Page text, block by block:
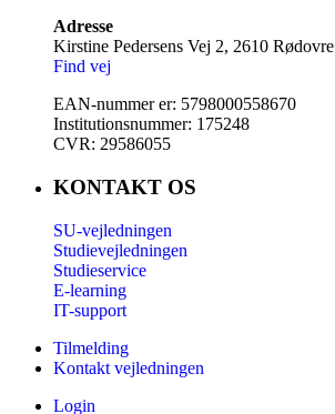
Adresse
Kirstine Pedersens Vej 2, 2610 Rødovre
Find vej
EAN-nummer er: 5798000558670
Institutionsnummer: 175248
CVR: 29586055
KONTAKT OS
SU-vejledningen
Studievejledningen
Studieservice
E-learning
IT-support
Tilmelding
Kontakt vejledningen
Login